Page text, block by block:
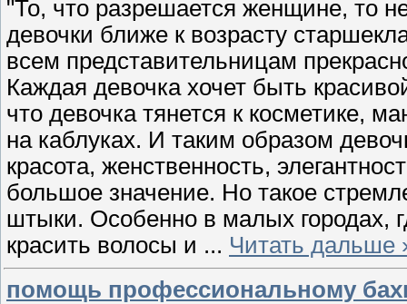
"То, что разрешается женщине, то
девочки ближе к возрасту
всем представительницам
Каждая девочка хочет быть
что девочка тянется к косметике,
на каблуках. И таким образом
красота, женственность,
большое значение. Но такое
штыки. Особенно в малых городах,
красить волосы и ... Читать дальше
помощь профессиональному